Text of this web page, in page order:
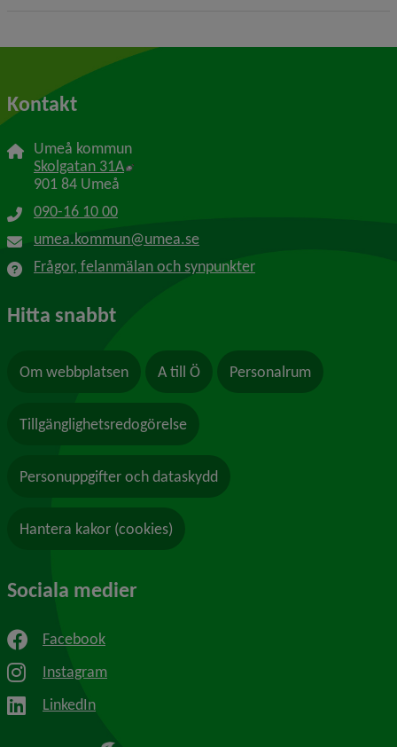
Kontakt
Umeå kommun
Skolgatan 31A Länk till annan webbplats, öppnas i nytt
901 84 Umeå
090-16 10 00
umea.kommun@umea.se
Frågor, felanmälan och synpunkter
Hitta snabbt
Om webbplatsen A till Ö Personalrum
Tillgänglighetsredogörelse
Personuppgifter och dataskydd
Hantera kakor (cookies)
Sociala medier
Facebook
Instagram
LinkedIn